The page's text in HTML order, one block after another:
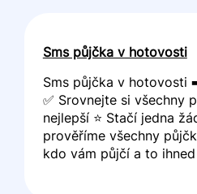
Sms půjčka v hotovosti
Sms půjčka v hotovosti
✅ Srovnejte si všechny
nejlepší ⭐ Stačí jedna
prověříme všechny
kdo vám půjčí a to